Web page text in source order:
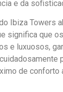
e da
Ibiza Towers
significa que
e luxuosos,
de conforto